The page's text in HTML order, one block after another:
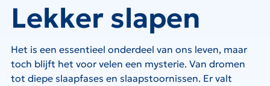
Lekker slapen
Het is een essentieel onderdeel van ons leven, maar
toch blijft het voor velen een mysterie. Van dromen
tot diepe slaapfases en slaapstoornissen. Er valt